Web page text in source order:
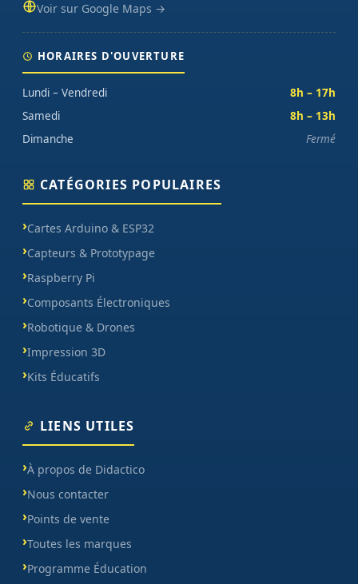
Voir sur Google Maps →
HORAIRES D'OUVERTURE
Lundi – Vendredi
8h – 17h
Samedi
8h – 13h
Dimanche
Fermé
CATÉGORIES POPULAIRES
Cartes Arduino & ESP32
Capteurs & Prototypage
Raspberry Pi
Composants Électroniques
Robotique & Drones
Impression 3D
Kits Éducatifs
LIENS UTILES
À propos de Didactico
Nous contacter
Points de vente
Toutes les marques
Programme Éducation